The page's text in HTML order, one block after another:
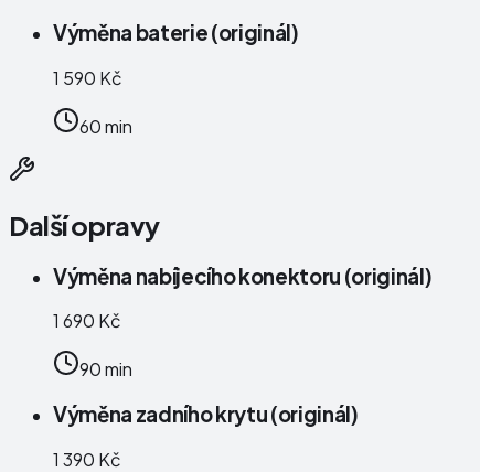
Výměna baterie (originál)
1 590 Kč
60 min
Další opravy
Výměna nabíjecího konektoru (originál)
1 690 Kč
90 min
Výměna zadního krytu (originál)
1 390 Kč